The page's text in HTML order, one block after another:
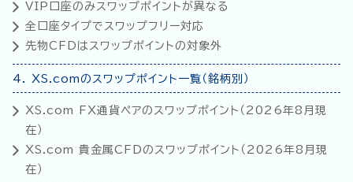
VIP口座のみスワップポイントが異なる
全口座タイプでスワップフリー対応
先物CFDはスワップポイントの対象外
XS.comのスワップポイント一覧（銘柄別）
XS.com FX通貨ペアのスワップポイント（ 2026年8月 現
在）
XS.com 貴金属CFDのスワップポイント（ 2026年8月 現
在）